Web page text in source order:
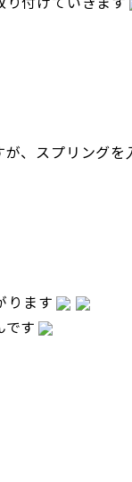
、スプリング
ります
です